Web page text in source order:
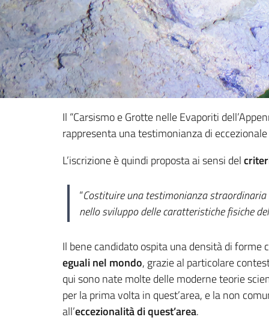
Il “Carsismo e Grotte nelle Evaporiti
rappresenta una testimonianza di
L’iscrizione è quindi proposta ai sensi del
“Costituire una testimonianza straordinaria
nello sviluppo delle caratteristiche fisiche
Il bene candidato ospita una densità di forme
eguali nel mondo, grazie al particolare
qui sono nate molte delle moderne teorie
per la prima volta in quest’area, e la non
all’eccezionalità di quest’area.